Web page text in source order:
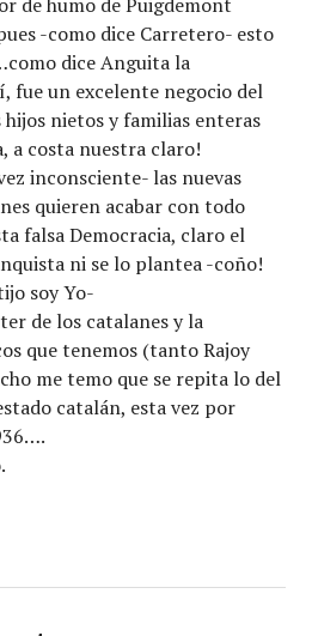
de humo de Puigdemont
-como dice Carretero- esto
dice Anguita la
fue un excelente negocio del
hijos nietos y familias enteras
a costa nuestra claro!
inconsciente- las nuevas
quieren acabar con todo
falsa Democracia, claro el
ni se lo plantea -coño!
soy Yo-
de los catalanes y la
que tenemos (tanto Rajoy
me temo que se repita lo del
catalán, esta vez por